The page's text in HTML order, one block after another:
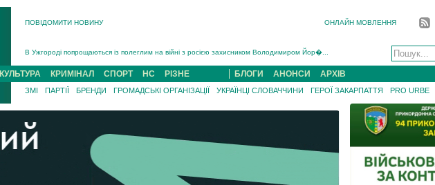
ПОВІДОМИТИ НОВИНУ ОНЛАЙН МОВЛЕННЯ
Інструктора районного ТЦК на Закарпатті судитимуть за обвинуваченням у катув...
В Ужгороді 5 серпня попрощаються із захисником Богданом Югасом, який два роки �...
Підтвердили загибель захисника із Нанкова на Хустщині Юліана Гербея (ФОТО)[/gree...
На війні з рф поліг військовий з Виноградова Ігнат Роздяловський (ФОТО)...
На Хустщині внаслідок ДТП за участі трьох авто постраждали 13 людей (ФОТО)...
Інструктора районного ТЦК на Закарпатті судитимуть за обвинувачен...
КУЛЬТУРА КРИМІНАЛ СПОРТ НС РІЗНЕ БЛОГИ АНОНСИ АРХІВ
ЗМІ ПАРТІЇ БРЕНДИ ГРОМАДСЬКІ ОРГАНІЗАЦІЇ УКРАЇНЦІ СЛОВАЧЧИНИ ГЕРОЇ ЗАКАРПАТТЯ PRO URBE